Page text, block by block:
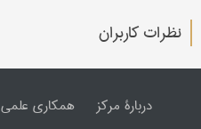
نظرات کاربران
دربارۀ مرکز همکاری علمی